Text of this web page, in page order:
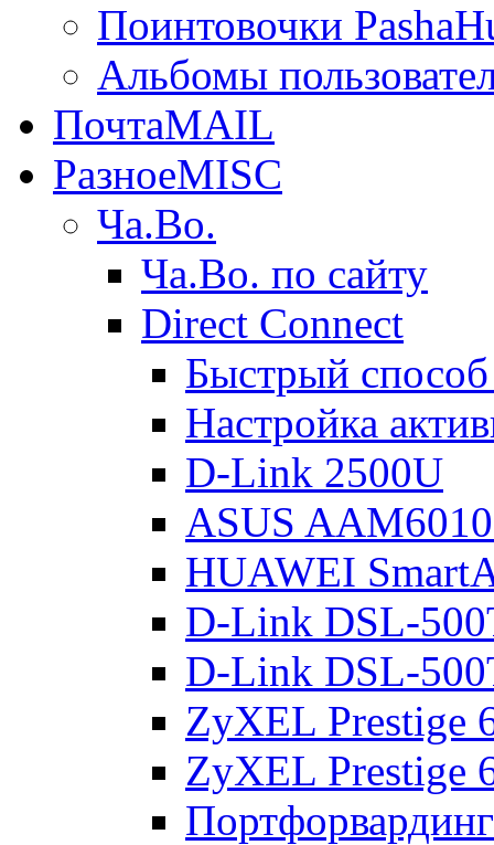
Поинтовочки
Альбомы
ПочтаMAIL
РазноеMISC
Ча.Во.
Ча.Во. по сайту
Direct Connect
Быстрый
Настройка
D-Link 2500U
ASUS
HUAWEI
D-Link DSL-
D-Link DSL-
ZyXEL Prestige
ZyXEL Prestige
Портфорвардинг